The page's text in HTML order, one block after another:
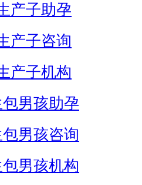
产子助孕
产子咨询
产子机构
男孩助孕
男孩咨询
男孩机构